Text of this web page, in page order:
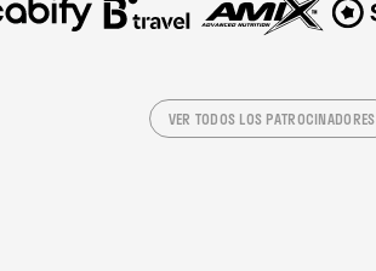
VER TODOS LOS PATROCINADORES